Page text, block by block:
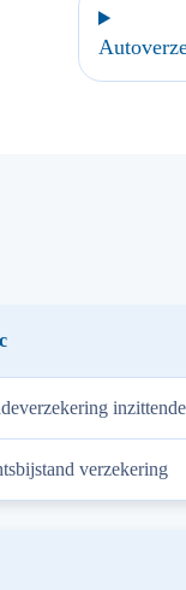
verzekering